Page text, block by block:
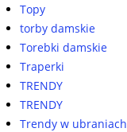
Topy
torby damskie
Torebki damskie
Traperki
TRENDY
TRENDY
Trendy w ubraniach